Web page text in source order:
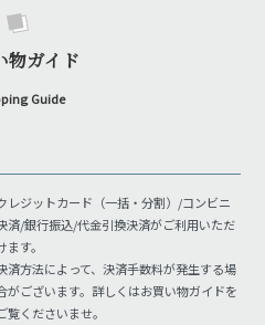
物ガイド
Guide
レジットカード（一括・分割）/コンビニ
済/銀行振込/代金引換決済がご利用いただ
ます。
済方法によって、決済手数料が発生する場
がございます。詳しくはお買い物ガイドを
覧くださいませ。